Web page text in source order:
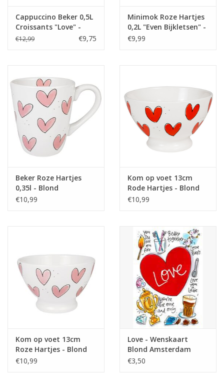
Cappuccino Beker 0,5L
Croissants "Love" -
Blond Amsterdam
€12,99 €9,75
Minimok Roze Hartjes
0,2L "Even Bijkletsen" -
Blond Amsterdam
€9,99
Beker Roze Hartjes
0,35l - Blond
Amsterdam
€10,99
Kom op voet 13cm
Rode Hartjes - Blond
Amsterdam
€10,99
Kom op voet 13cm
Roze Hartjes - Blond
Amsterdam
€10,99
Love - Wenskaart
Blond Amsterdam
€3,50